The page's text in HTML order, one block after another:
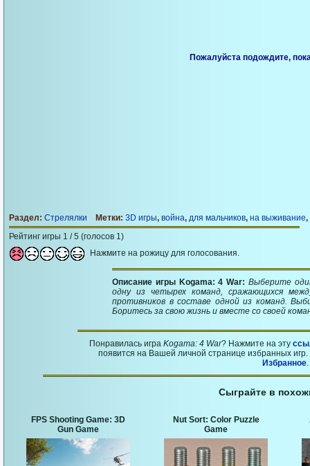
Игра начнется через 25 сек. Кликните
Раздел: Стрелялки Метки: 3D игры, война, для мальчиков, на выживание,
Рейтинг игры 1 / 5 (голосов 1)
Нажмите на рожицу для голосования.
Описание игры Kogama: 4 War:Выберите
одну из четырех команд, сражающихся
противников в составе одной из команд.
Боритесь за свою жизнь и вместе со своей
Понравилась игра Kogama: 4 War? Нажмите на эту
появится на Вашей личной странице избранных
Избранное.
Сыграйте в
FPS Shooting Game: 3D
Gun Game
Nut Sort: Color Puzzle
Game